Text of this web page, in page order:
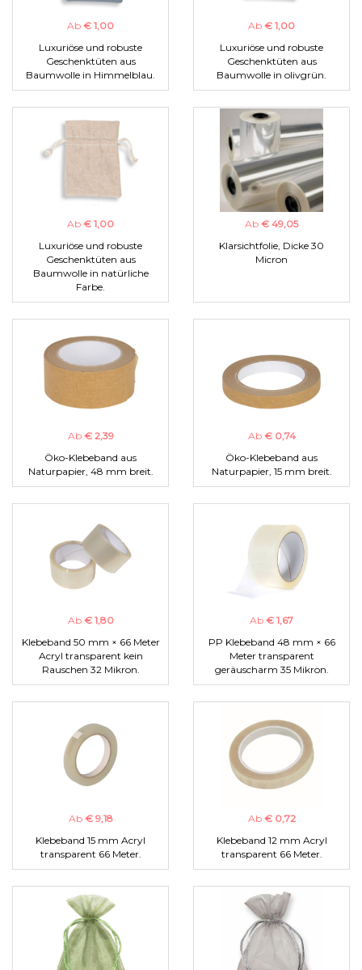
Ab € 1,00
Luxuriöse und robuste
Geschenktüten aus
Baumwolle in Himmelblau.
Ab € 1,00
Luxuriöse und robuste
Geschenktüten aus
Baumwolle in olivgrün.
Ab € 1,00
Luxuriöse und robuste
Geschenktüten aus
Baumwolle in natürliche
Farbe.
Ab € 49,05
Klarsichtfolie, Dicke 30
Micron
Ab € 2,39
Öko-Klebeband aus
Naturpapier, 48 mm breit.
Ab € 0,74
Öko-Klebeband aus
Naturpapier, 15 mm breit.
Ab € 1,80
Klebeband 50 mm × 66 Meter
Acryl transparent kein
Rauschen 32 Mikron.
Ab € 1,67
PP Klebeband 48 mm × 66
Meter transparent
geräuscharm 35 Mikron.
Ab € 9,18
Klebeband 15 mm Acryl
transparent 66 Meter.
Ab € 0,72
Klebeband 12 mm Acryl
transparent 66 Meter.